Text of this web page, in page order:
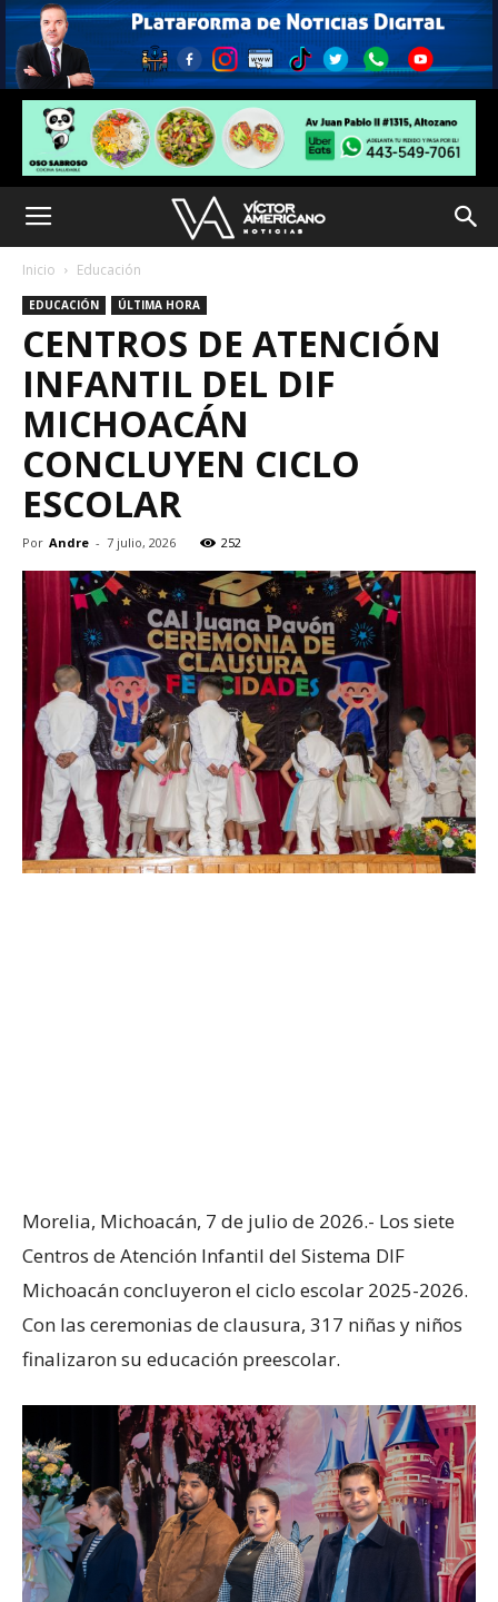
Inicio Educación
EDUCACIÓN ÚLTIMA HORA
CENTROS DE ATENCIÓN
INFANTIL DEL DIF
MICHOACÁN
CONCLUYEN CICLO
ESCOLAR
Por Andre - 7 julio, 2026 252
Morelia, Michoacán, 7 de julio de 2026.- Los siete
Centros de Atención Infantil del Sistema DIF
Michoacán concluyeron el ciclo escolar 2025-2026.
Con las ceremonias de clausura, 317 niñas y niños
finalizaron su educación preescolar.